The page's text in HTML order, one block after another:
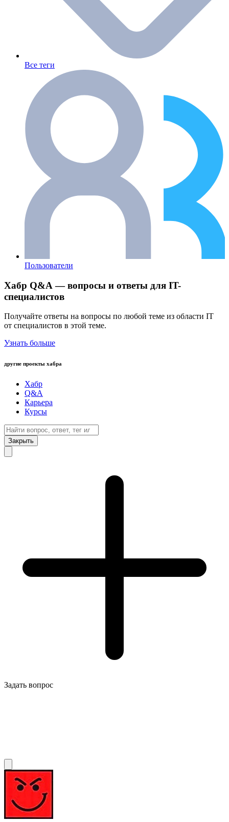
Все теги
Пользователи
Хабр Q&A — вопросы и ответы для IT-
специалистов
Получайте ответы на вопросы по любой теме из области IT
от специалистов в этой теме.
Узнать больше
другие проекты хабра
Хабр
Q&A
Карьера
Курсы
Закрыть
Задать вопрос